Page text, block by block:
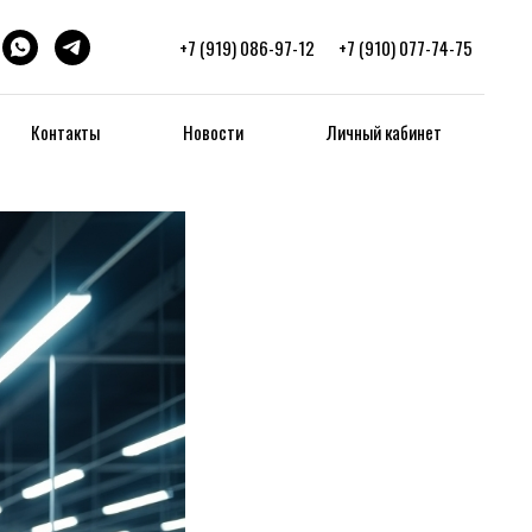
+7 (919) 086-97-12 +7 (910) 077-74-75
Контакты Новости Личный кабинет
с 20